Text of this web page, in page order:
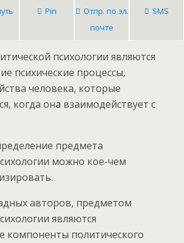
Pin
Отпр. по эл.
почте
SMS
психологии являются
психические процессы,
человека, которые
когда она взаимодействует с
предмета
можно кое-чем
авторов, предметом
являются
компоненты политического